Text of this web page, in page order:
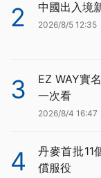
2 中國出入境
2026/8/5 12:35
3
EZ WAY實
一次看
2026/8/4 16:47
4
丹麥首批11
償服役